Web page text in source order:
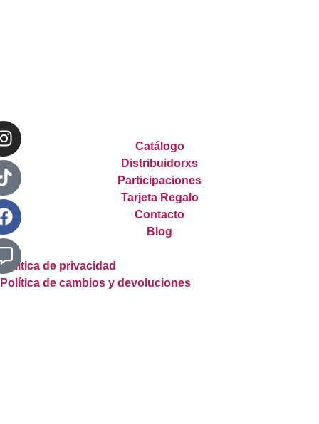
Catálogo
Distribuidorxs
Participaciones
Tarjeta Regalo
Contacto
Blog
Política de privacidad
Política de cambios y devoluciones